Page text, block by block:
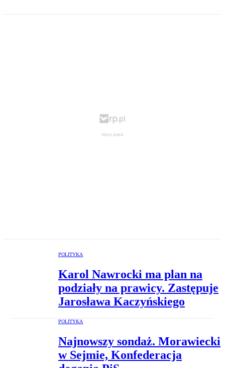
POLITYKA
Karol Nawrocki ma plan na
podziały na prawicy. Zastępuje
Jarosława Kaczyńskiego
POLITYKA
Najnowszy sondaż. Morawiecki
w Sejmie, Konfederacja